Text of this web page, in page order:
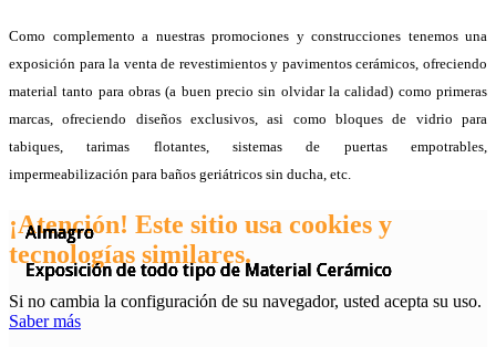
Como complemento a nuestras promociones y construcciones tenemos una
exposición para la venta de revestimientos y pavimentos cerámicos, ofreciendo
material tanto para obras (a buen precio sin olvidar la calidad) como primeras
marcas, ofreciendo diseños exclusivos, asi como bloques de vidrio para
tabiques, tarimas flotantes, sistemas de puertas empotrables,
impermeabilización para baños geriátricos sin ducha, etc.
Almagro
Exposición de todo tipo de Material Cerámico
Almagro
Exposición de todo tipo de Material Cerámico
Almagro
Exposición de todo tipo de Material Cerámico
Almagro
Exposición de todo tipo de Material Cerámico
Almagro
Exposición de todo tipo de Material Cerámico
Almagro
Exposición de todo tipo de Material Cerámico
Almagro
Exposición de todo tipo de Material Cerámico
¡Atención! Este sitio usa cookies y
tecnologías similares.
Si no cambia la configuración de su navegador, usted acepta su uso.
Saber más